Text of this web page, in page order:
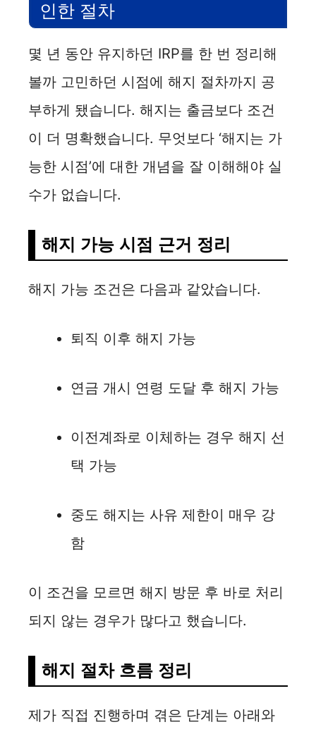
인한 절차
몇 년 동안 유지하던 IRP를 한 번 정리해
볼까 고민하던 시점에 해지 절차까지 공
부하게 됐습니다. 해지는 출금보다 조건
이 더 명확했습니다. 무엇보다 ‘해지는 가
능한 시점’에 대한 개념을 잘 이해해야 실
수가 없습니다.
해지 가능 시점 근거 정리
해지 가능 조건은 다음과 같았습니다.
퇴직 이후 해지 가능
연금 개시 연령 도달 후 해지 가능
이전계좌로 이체하는 경우 해지 선
택 가능
중도 해지는 사유 제한이 매우 강
함
이 조건을 모르면 해지 방문 후 바로 처리
되지 않는 경우가 많다고 했습니다.
해지 절차 흐름 정리
제가 직접 진행하며 겪은 단계는 아래와